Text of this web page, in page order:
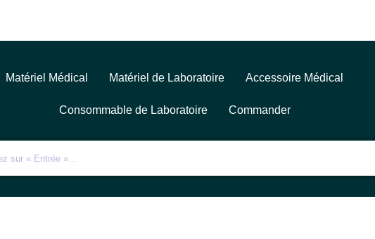
Matériel Médical Matériel de Laboratoire Accessoire Médical
Consommable de Laboratoire Commander